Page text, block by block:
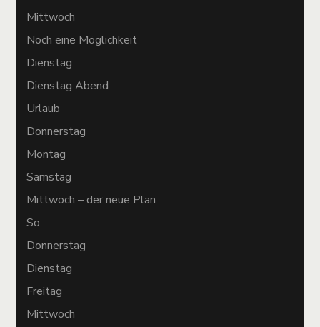
Mittwoch
Noch eine Möglichkeit
Dienstag
Dienstag Abend
Urlaub
Donnerstag
Montag
Samstag
Mittwoch – der neue Plan
So
Donnerstag
Dienstag
Freitag
Mittwoch